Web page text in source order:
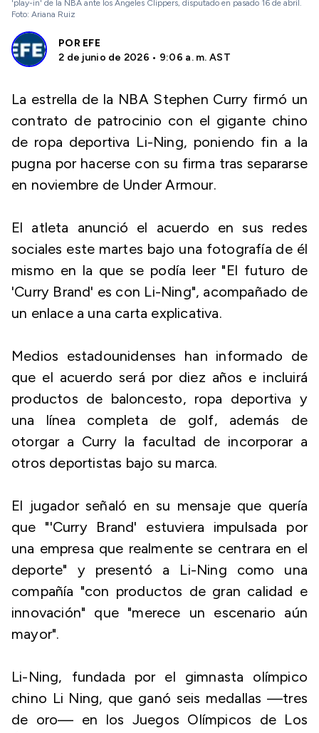
'play-in' de la NBA ante los Ángeles Clippers, disputado en pasado 16 de abril.
Foto: Ariana Ruiz
POR EFE
2 de junio de 2026 • 9:06 a. m. AST
La estrella de la NBA Stephen Curry firmó un
contrato de patrocinio con el gigante chino
de ropa deportiva Li-Ning, poniendo fin a la
pugna por hacerse con su firma tras separarse
en noviembre de Under Armour.
El atleta anunció el acuerdo en sus redes
sociales este martes bajo una fotografía de él
mismo en la que se podía leer "El futuro de
'Curry Brand' es con Li-Ning", acompañado de
un enlace a una carta explicativa.
Medios estadounidenses han informado de
que el acuerdo será por diez años e incluirá
productos de baloncesto, ropa deportiva y
una línea completa de golf, además de
otorgar a Curry la facultad de incorporar a
otros deportistas bajo su marca.
El jugador señaló en su mensaje que quería
que "'Curry Brand' estuviera impulsada por
una empresa que realmente se centrara en el
deporte" y presentó a Li-Ning como una
compañía "con productos de gran calidad e
innovación" que "merece un escenario aún
mayor".
Li-Ning, fundada por el gimnasta olímpico
chino Li Ning, que ganó seis medallas —tres
de oro— en los Juegos Olímpicos de Los